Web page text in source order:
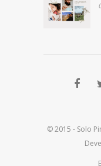
© 2015 - Solo